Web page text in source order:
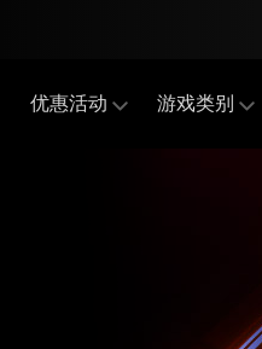
优惠活动 游戏类别